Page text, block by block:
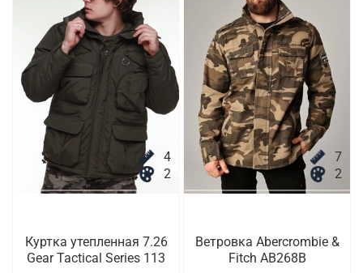
4
2
Куртка утепленная 7.26
Gear Tactical Series 113
7
2
Ветровка Abercrombie &
Fitch AB268B